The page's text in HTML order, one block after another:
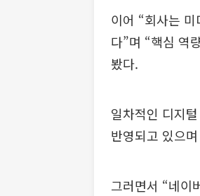
이어 “회사는
다”며 “핵심 역
봤다.
일차적인 디지
반영되고 있으
그러면서 “네이